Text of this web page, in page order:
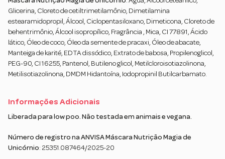
Glicerina, Cloreto de cetiltrimetilamônio, Dimetilamina
estearamidopropil, Álcool, Ciclopentasiloxano, Dimeticona, Cloreto de
behentrimônio, Álcool isopropílico, Fragrância , Mica, CI 77891, Ácido
lático, Óleo de coco, Óleo da semente de pracaxi, Óleo de abacate,
Manteiga de karité, EDTA dissódico, Extrato de babosa, Propilenoglicol,
PEG-90, CI 16255, Pantenol, Butileno glicol, Metilcloroisotiazolinona,
Metilisotiazolinona, DMDM Hidantoína, Iodopropinil Butilcarbamato.
Informações Adicionais
Liberada para low poo. Não testada em animais e vegana.
Número de registro na ANVISA Máscara Nutrição Magia de
Unicórnio: 25351.087464/2025-20